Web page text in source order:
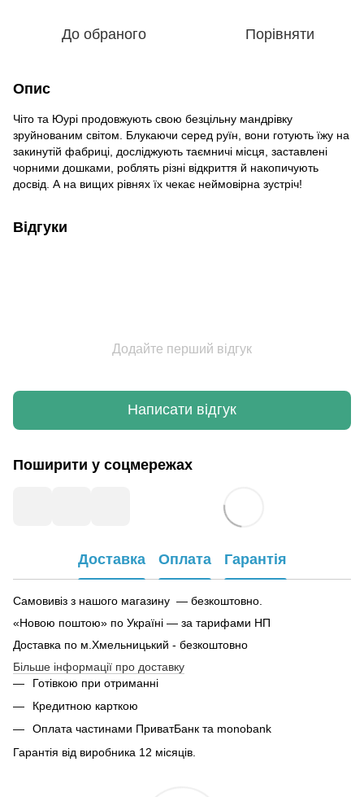
До обраного Порівняти
Опис
Чіто та Юурі продовжують свою безцільну мандрівку
зруйнованим світом. Блукаючи серед руїн, вони готують їжу на
закинутій фабриці, досліджують таємничі місця, заставлені
чорними дошками, роблять різні відкриття й накопичують
досвід. А на вищих рівнях їх чекає неймовірна зустріч!
Відгуки
Додайте перший відгук
Написати відгук
Поширити у соцмережах
Доставка Оплата Гарантія
Самовивіз з нашого магазину — безкоштовно.
«Новою поштою» по Україні — за тарифами НП
Доставка по м.Хмельницький - безкоштовно
Більше інформації про доставку
Готівкою при отриманні
Кредитною карткою
Оплата частинами ПриватБанк та monobank
Гарантія від виробника 12 місяців.